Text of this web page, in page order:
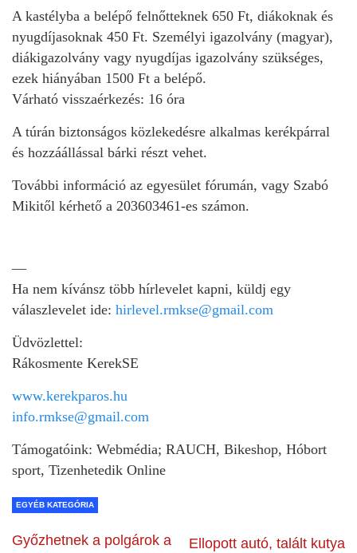
A kastélyba a belépő felnőtteknek 650 Ft, diákoknak és
nyugdíjasoknak 450 Ft. Személyi igazolvány (magyar),
diákigazolvány vagy nyugdíjas igazolvány szükséges,
ezek hiányában 1500 Ft a belépő.
Várható visszaérkezés: 16 óra
A túrán biztonságos közlekedésre alkalmas kerékpárral
és hozzáállással bárki részt vehet.
További információ az egyesület fórumán, vagy Szabó
Mikitől kérhető a 203603461-es számon.
—
Ha nem kívánsz több hírlevelet kapni, küldj egy
válaszlevelet ide: hirlevel.rmkse@gmail.com
Üdvözlettel:
Rákosmente KerekSE
www.kerekparos.hu
info.rmkse@gmail.com
Támogatóink: Webmédia; RAUCH, Bikeshop, Hóbort
sport, Tizenhetedik Online
EGYÉB KATEGÓRIA
Győzhetnek a polgárok a
Ellopott autó, talált kutya